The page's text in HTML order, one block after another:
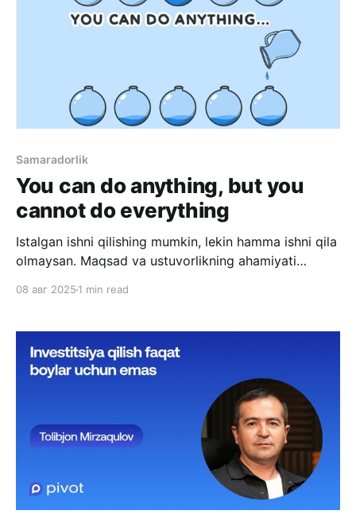
Samaradorlik
You can do anything, but you
cannot do everything
Istalgan ishni qilishing mumkin, lekin hamma ishni qila
olmaysan. Maqsad va ustuvorlikning ahamiyati
sayr qilish,
08 авг 2025 1 min read